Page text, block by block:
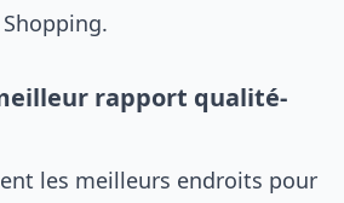
rapport qualité-
les meilleurs endroits pour